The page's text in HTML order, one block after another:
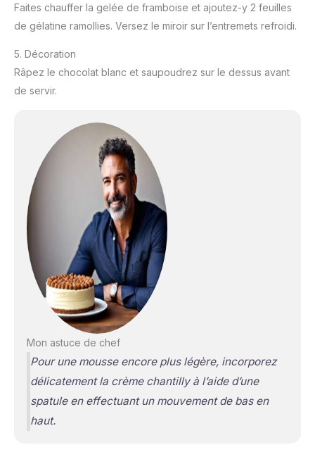
Faites chauffer la gelée de framboise et ajoutez-y 2 feuilles
de gélatine ramollies. Versez le miroir sur l’entremets refroidi.
5. Décoration
Râpez le chocolat blanc et saupoudrez sur le dessus avant
de servir.
Mon astuce de chef
Pour une mousse encore plus légère, incorporez
délicatement la crème chantilly à l’aide d’une
spatule en effectuant un mouvement de bas en
haut.